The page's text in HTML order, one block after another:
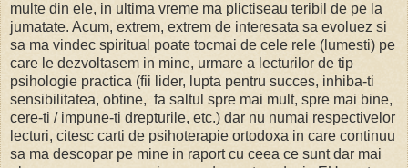
multe din ele, in ultima vreme ma plictiseau teribil de pe la
jumatate. Acum, extrem, extrem de interesata sa evoluez si
sa ma vindec spiritual poate tocmai de cele rele (lumesti) pe
care le dezvoltasem in mine, urmare a lecturilor de tip
psihologie practica (fii lider, lupta pentru succes, inhiba-ti
sensibilitatea, obtine, fa saltul spre mai mult, spre mai bine,
cere-ti / impune-ti drepturile, etc.) dar nu numai respectivelor
lecturi, citesc carti de psihoterapie ortodoxa in care continuu
sa ma descopar pe mine in raport cu ceea ce sunt dar mai